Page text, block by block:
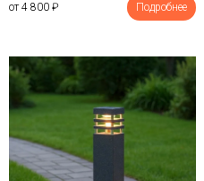
от 4 800 ₽ Подробнее